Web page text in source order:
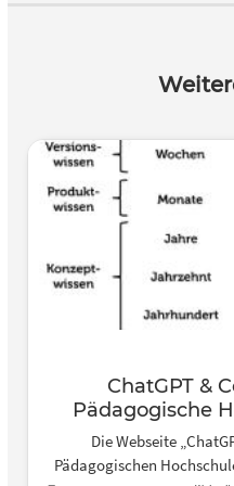
reflektiertem und
können, wie KI-Nutzung
wie Schüler:innen im
Inhalten begleitet werden können. Das
sich an Lehrkräfte und
generative KI sicher
ChatGPT &
Pädagogische
Die Webseite
Pädagogischen